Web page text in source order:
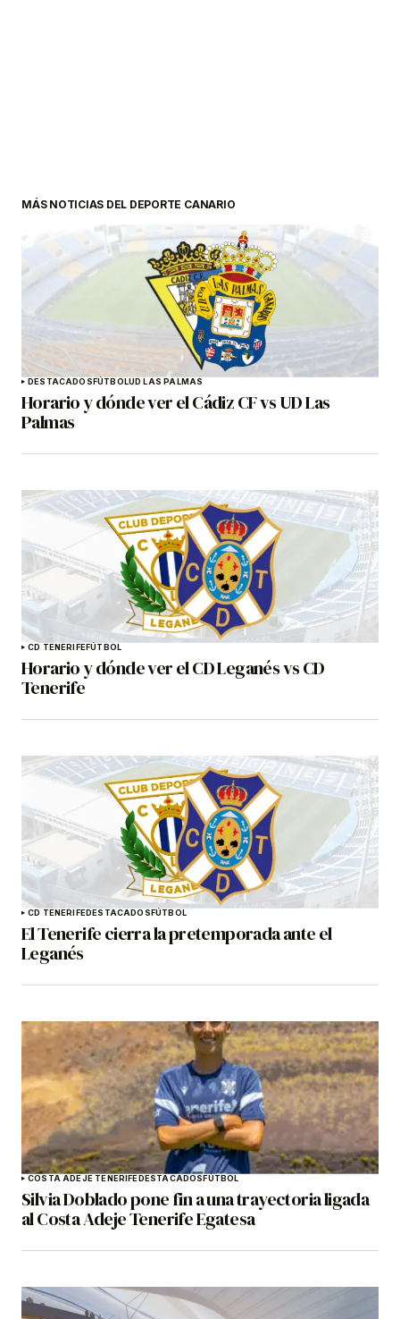
MÁS NOTICIAS DEL DEPORTE CANARIO
DESTACADOSFÚTBOLUD LAS PALMAS
Horario y dónde ver el Cádiz CF vs UD Las
Palmas
CD TENERIFEFÚTBOL
Horario y dónde ver el CD Leganés vs CD
Tenerife
CD TENERIFEDESTACADOSFÚTBOL
El Tenerife cierra la pretemporada ante el
Leganés
COSTA ADEJE TENERIFEDESTACADOSFÚTBOL
Silvia Doblado pone fin a una trayectoria ligada
al Costa Adeje Tenerife Egatesa